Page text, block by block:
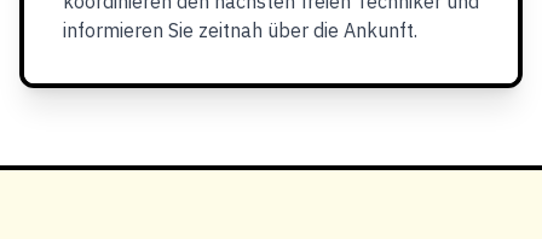
informieren Sie zeitnah über die Ankunft.